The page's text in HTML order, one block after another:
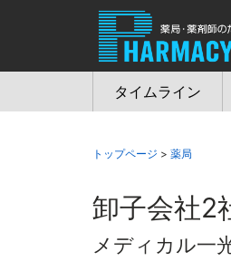
タイムライン
トップページ > 薬局
卸子会社2
メディカル一